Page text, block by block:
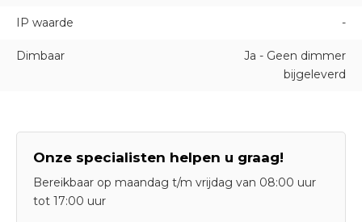
IP waarde -
Dimbaar
Ja - Geen dimmer
bijgeleverd
Onze specialisten helpen u graag!
Bereikbaar op maandag t/m vrijdag van 08:00 uur
tot 17:00 uur